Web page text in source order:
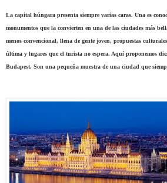
La capital húngara presenta siempre varias caras. Una es
monumentos que la convierten en una de las ciudades más
menos convencional, llena de gente joven, propuestas
última y lugares que el turista no espera. Aquí proponemos
Budapest. Son una pequeña muestra de una ciudad que